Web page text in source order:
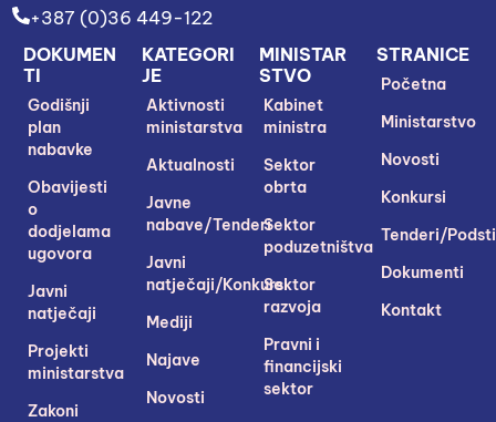
+387 (0)36 449-122
STRANICE
Početna
Ministarstvo
Novosti
Konkursi
Tenderi/
Dokumenti
Kontakt
MINISTAR
STVO
Kabinet
ministra
Sektor
obrta
Sektor
poduzetništva
Sektor
razvoja
Pravni i
financijski
sektor
KATEGORI
JE
Aktivnosti
ministarstva
Aktualnosti
Javne
nabave/Tenderi
Javni
natječaji/Konkursi
Mediji
Najave
Novosti
DOKUMEN
TI
Godišnji
plan
nabavke
Obavijesti
o
dodjelama
ugovora
Javni
natječaji
Projekti
ministarstva
Zakoni